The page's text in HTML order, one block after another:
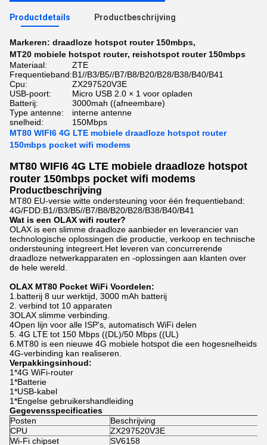
Productdetails Productbeschrijving
Markeren: draadloze hotspot router 150mbps,
MT20 mobiele hotspot router, reishotspot router 150mbps
Materiaal:
ZTE
Frequentieband:B1//B3/B5//B7/B8/B20/B28/B38/B40/B41
Cpu:
ZX297520V3E
USB-poort:
Micro USB 2.0 × 1 voor opladen
Batterij:
3000mah ((afneembare)
Type antenne:
interne antenne
snelheid:
150Mbps
MT80 WIFI6 4G LTE mobiele draadloze hotspot router
150mbps pocket wifi modems
MT80 WIFI6 4G LTE mobiele draadloze hotspot
router 150mbps pocket wifi modems
Productbeschrijving
MT80 EU-versie witte ondersteuning voor één frequentieband:
4G/FDD:B1//B3/B5//B7/B8/B20/B28/B38/B40/B41
Wat is een OLAX wifi router?
OLAX is een slimme draadloze aanbieder en leverancier van
technologische oplossingen die productie, verkoop en technische
ondersteuning integreert.Het leveren van concurrerende
draadloze netwerkapparaten en -oplossingen aan klanten over
de hele wereld.
OLAX MT80 Pocket WiFi Voordelen:
1.batterij 8 uur werktijd, 3000 mAh batterij
2. verbind tot 10 apparaten
3OLAX slimme verbinding.
4Open lijn voor alle ISP's, automatisch WiFi delen
5. 4G LTE tot 150 Mbps ((DL)/50 Mbps ((UL)
6.MT80 is een nieuwe 4G mobiele hotspot die een hogesnelheids
4G-verbinding kan realiseren.
Verpakkingsinhoud:
1*4G WiFi-router
1*Batterie
1*USB-kabel
1*Engelse gebruikershandleiding
Gegevensspecificaties
Posten
Beschrijving
CPU
ZX297520V3E
Wi-Fi chipset
SV6158